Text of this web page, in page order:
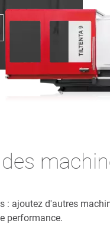
: ajoutez d'autres
performance.